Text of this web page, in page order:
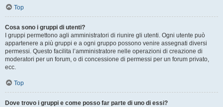
Top
Cosa sono i gruppi di utenti?
I gruppi permettono agli amministratori di riunire gli utenti. Ogni utente può
appartenere a più gruppi e a ogni gruppo possono venire assegnati diversi
permessi. Questo facilita l’amministratore nelle operazioni di creazione di
moderatori per un forum, o di concessione di permessi per un forum privato,
ecc.
Top
Dove trovo i gruppi e come posso far parte di uno di essi?